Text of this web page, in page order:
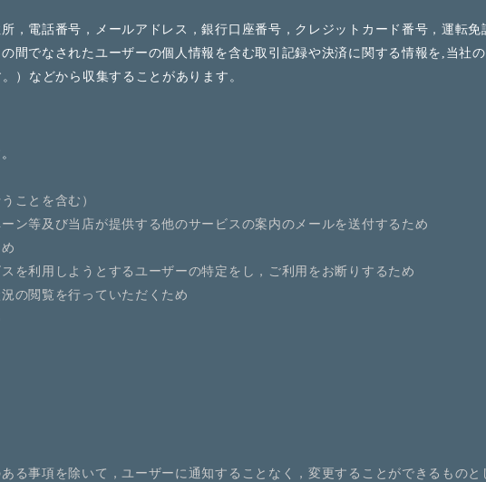
，電話番号，メールアドレス，銀行口座番号，クレジットカード番号，運転
間でなされたユーザーの個人情報を含む取引記録や決済に関する情報を,当社
）などから収集することがあります。
ことを含む）
ン等及び当店が提供する他のサービスの案内のメールを送付するため
を利用しようとするユーザーの特定をし，ご利用をお断りするため
の閲覧を行っていただくため
る事項を除いて，ユーザーに通知することなく，変更することができるものと